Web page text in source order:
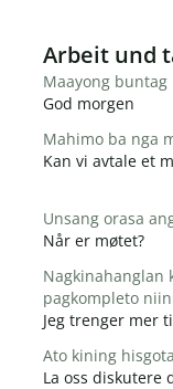
Slide 1 of 6
Arbeit und
Maayong buntag
God morgen
Mahimo ba nga
Kan vi avtale et
Unsang orasa
Når er møtet?
Nagkinahanglan
pagkompleto
Jeg trenger mer
Ato kining
La oss diskutere